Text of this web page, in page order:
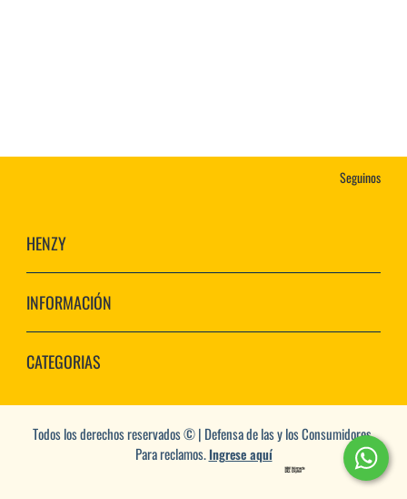
Seguinos
HENZY
INFORMACIÓN
CATEGORIAS
Todos los derechos reservados © | Defensa de las y los Consumidores.
Para reclamos.Ingrese aquí